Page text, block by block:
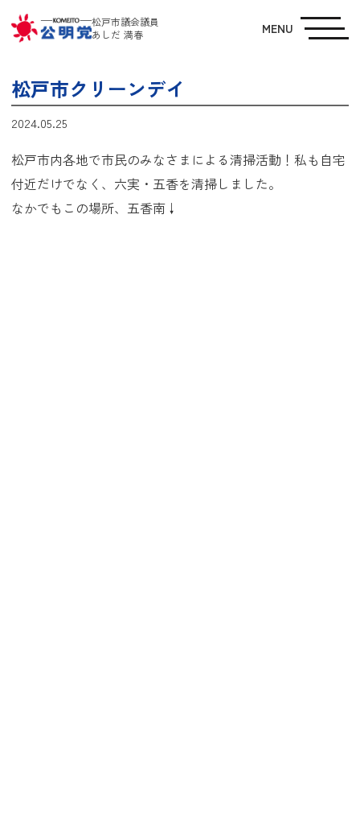
松戸市議会議員
あしだ 満春
MENU
松戸市クリーンデイ
2024.05.25
松戸市内各地で市民のみなさまによる清掃活動！私も自宅
付近だけでなく、六実・五香を清掃しました。
なかでもこの場所、五香南↓